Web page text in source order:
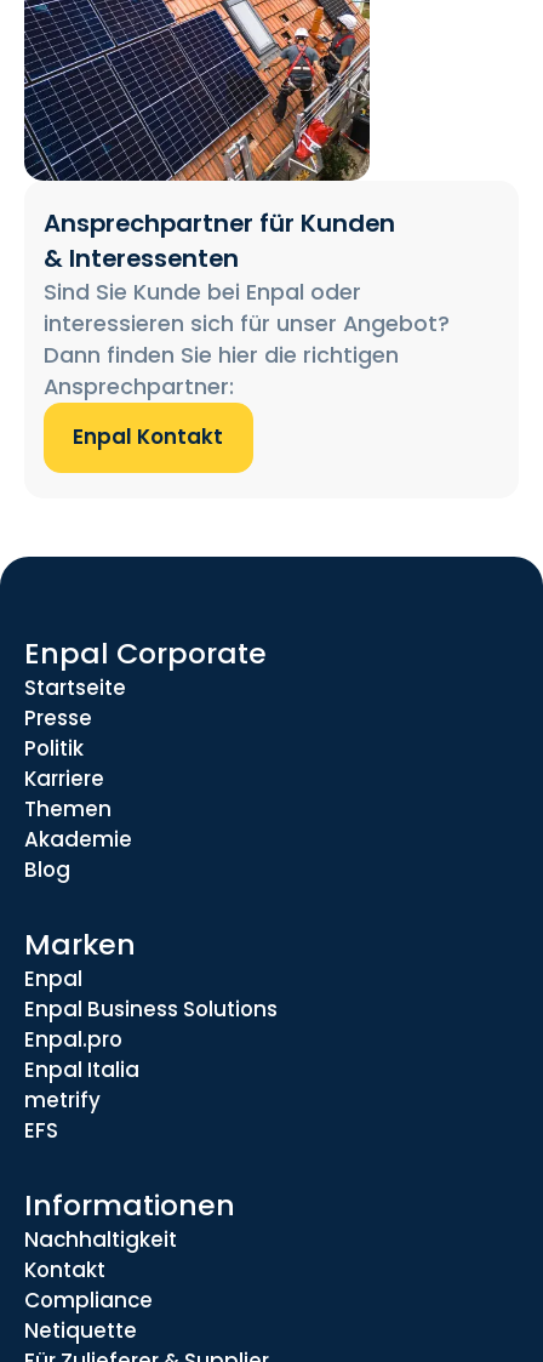
Ansprechpartner für Kunden
& Interessenten
Sind Sie Kunde bei Enpal oder
interessieren sich für unser Angebot?
Dann finden Sie hier die richtigen
Ansprechpartner:
Enpal Kontakt
Enpal Corporate
Startseite
Presse
Politik
Karriere
Themen
Akademie
Blog
Marken
Enpal
Enpal Business Solutions
Enpal.pro
Enpal Italia
metrify
EFS
Informationen
Nachhaltigkeit
Kontakt
Compliance
Netiquette